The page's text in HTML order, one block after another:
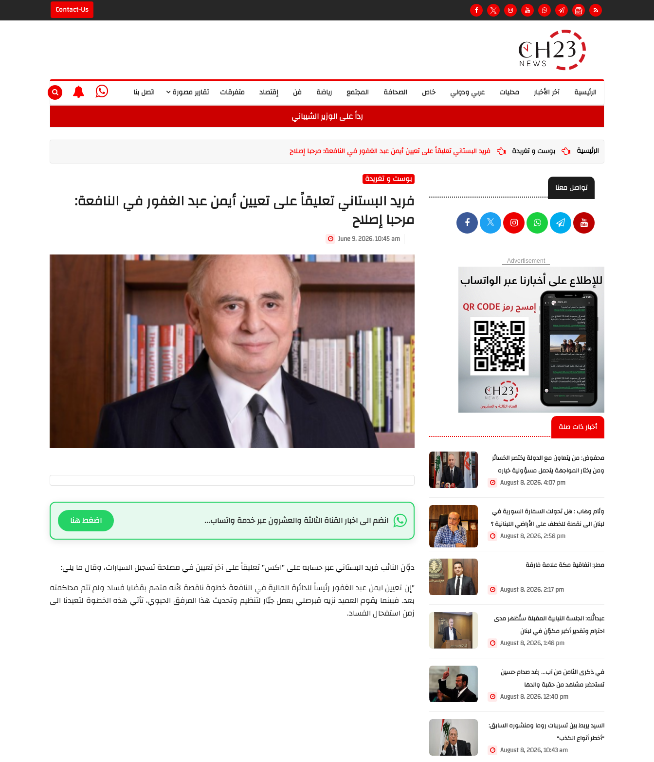
Contact-Us
اتصل بنا تقارير مصورة متفرقات إقتصاد فن رياضة المجتمع الصحافة خاص عربي ودولي محليات آخر الأخبار الرئيسية
رداً على الوزير الشيباني
الرئيسية بوست و تغريدة فريد البستاني تعليقاً على تعيين أيمن عبد الغفور في النافعة: مرحبا إصلاح
بوست و تغريدة
فريد البستاني تعليقاً على تعيين أيمن عبد الغفور في النافعة:
مرحبا إصلاح
June 9, 2026, 10:45 am
انضم الى اخبار القناة الثالثة والعشرون عبر خدمة واتساب... اضغط هنا
دوّن النائب فريد البستاني عبر حسابه على "اكس" تعليقاً على آخر تعيين في مصلحة تسجيل السيارات، وقال ما يلي:
"‏إن تعيين ايمن عبد الغفور رئيساً للدائرة المالية في النافعة خطوة ناقصة لأنه متهم بقضايا فساد ولم تتم محاكمته
بعد. فبينما يقوم العميد نزيه قبرصلي بعمل جبّار لتنظيم وتحديث هذا المرفق الحيوي، تأتي هذه الخطوة لتعيدنا الى
زمن استفحال الفساد.
تواصل معنا
Advertisement
أخبار ذات صلة
محفوض: من يتعاون مع الدولة يختصر الخسائر
ومن يختار المواجهة يتحمل مسؤولية خياره
August 8, 2026, 4:07 pm
وئام وهاب : هل تحولت السفارة السورية في
لبنان الى نقطة للخطف على الأراضي اللبنانية ؟
August 8, 2026, 2:58 pm
مطر: اتفاقية مكة علامة فارقة
August 8, 2026, 2:17 pm
عبدالله: الجلسة النيابية المقبلة ستُظهر مدى
احترام وتقدير أكبر مكوّن في لبنان
August 8, 2026, 1:48 pm
في ذكرى الثامن من آب... رغد صدام حسين
تستحضر مشاهد من حقبة والدها
August 8, 2026, 12:40 pm
السيد يربط بين تسريبات روما ومنشوره السابق:
"أخطر أنواع الكذب"
August 8, 2026, 10:43 am